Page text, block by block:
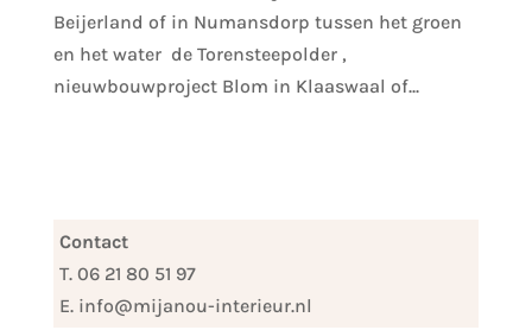
Beijerland of in Numansdorp tussen het groen
en het water de Torensteepolder ,
nieuwbouwproject Blom in Klaaswaal of...
Contact
T. 06 21 80 51 97
E. info@mijanou-interieur.nl